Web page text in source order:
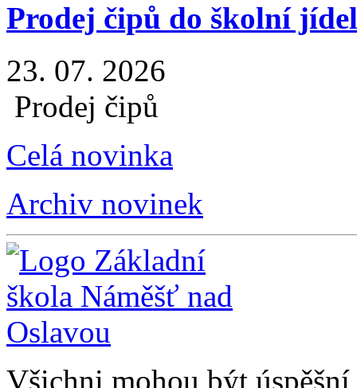
Prodej čipů do školní
23. 07. 2026
Prodej čipů
Celá novinka
Archiv novinek
Všichni mohou být